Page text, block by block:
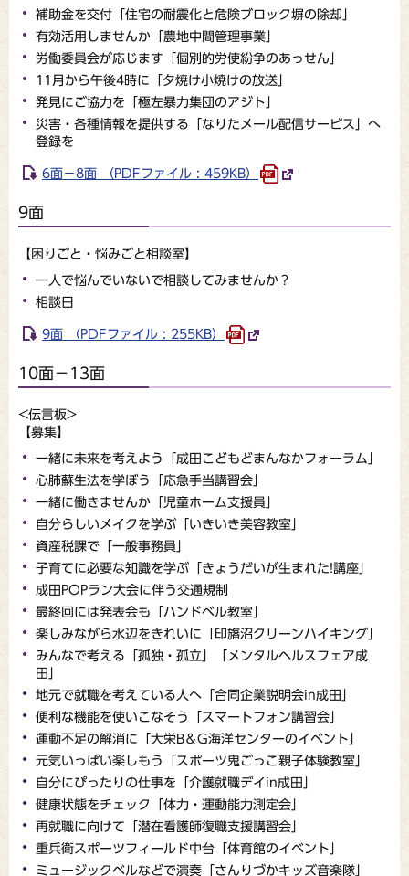
補助金を交付「住宅の耐震化と危険ブロック塀の除却」
有効活用しませんか「農地中間管理事業」
労働委員会が応じます「個別的労使紛争のあっせん」
11月から午後4時に「夕焼け小焼けの放送」
発見にご協力を「極左暴力集団のアジト」
災害・各種情報を提供する「なりたメール配信サービス」へ
登録を
6面－8面 （PDFファイル : 459KB）
9面
【困りごと・悩みごと相談室】
一人で悩んでいないで相談してみませんか？
相談日
9面 （PDFファイル : 255KB）
10面－13面
<伝言板>
【募集】
一緒に未来を考えよう「成田こどもどまんなかフォーラム」
心肺蘇生法を学ぼう「応急手当講習会」
一緒に働きませんか「児童ホーム支援員」
自分らしいメイクを学ぶ「いきいき美容教室」
資産税課で「一般事務員」
子育てに必要な知識を学ぶ「きょうだいが生まれた!講座」
成田POPラン大会に伴う交通規制
最終回には発表会も「ハンドベル教室」
楽しみながら水辺をきれいに「印旛沼クリーンハイキング」
みんなで考える「孤独・孤立」「メンタルヘルスフェア成
田」
地元で就職を考えている人へ「合同企業説明会in成田」
便利な機能を使いこなそう「スマートフォン講習会」
運動不足の解消に「大栄B＆G海洋センターのイベント」
元気いっぱい楽しもう「スポーツ鬼ごっこ親子体験教室」
自分にぴったりの仕事を「介護就職デイin成田」
健康状態をチェック「体力・運動能力測定会」
再就職に向けて「潜在看護師復職支援講習会」
重兵衛スポーツフィールド中台「体育館のイベント」
ミュージックベルなどで演奏「さんりづかキッズ音楽隊」